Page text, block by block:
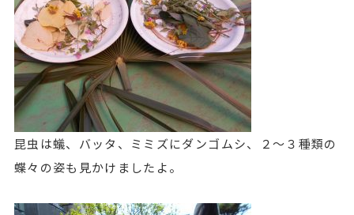
昆虫は蟻、バッタ、ミミズにダンゴムシ、２～３種類の
蝶々の姿も見かけましたよ。